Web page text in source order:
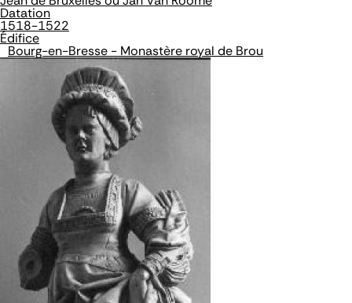
Datation
1518-1522
Édifice
Bourg-en-Bresse - Monastère royal de Brou